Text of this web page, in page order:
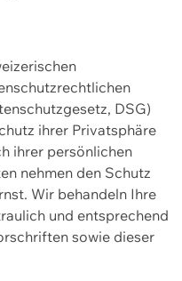
DSG)
ihrer Privatsphäre
ihrer persönlichen
nehmen den Schutz
Wir behandeln Ihre
und entsprechend
sowie dieser